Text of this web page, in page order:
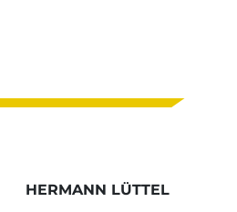
HERMANN LÜTTEL